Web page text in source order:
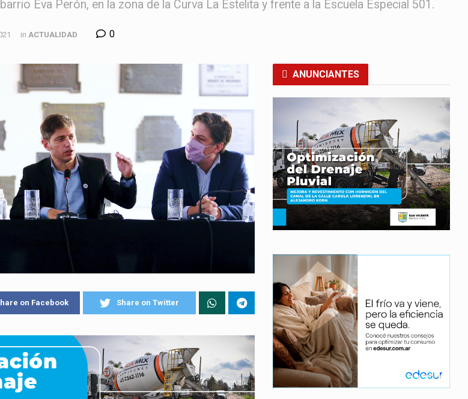
Eva Perón, en la zona de la Curva La Estelita y frente a la Escuela Especial 501.
in ACTUALIDAD 0
on Facebook Share on Twitter
ANUNCIANTES